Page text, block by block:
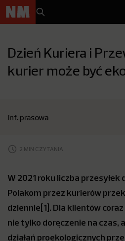
Dzień Kuriera i
kurier może być
inf. prasowa
2 MIN CZYTANIA
W 2021 roku liczba przesyłek
Polakom przez kurierów
dziennie[1]. Dla klientów
nie tylko doręczenie na czas,
działań proekologicznych